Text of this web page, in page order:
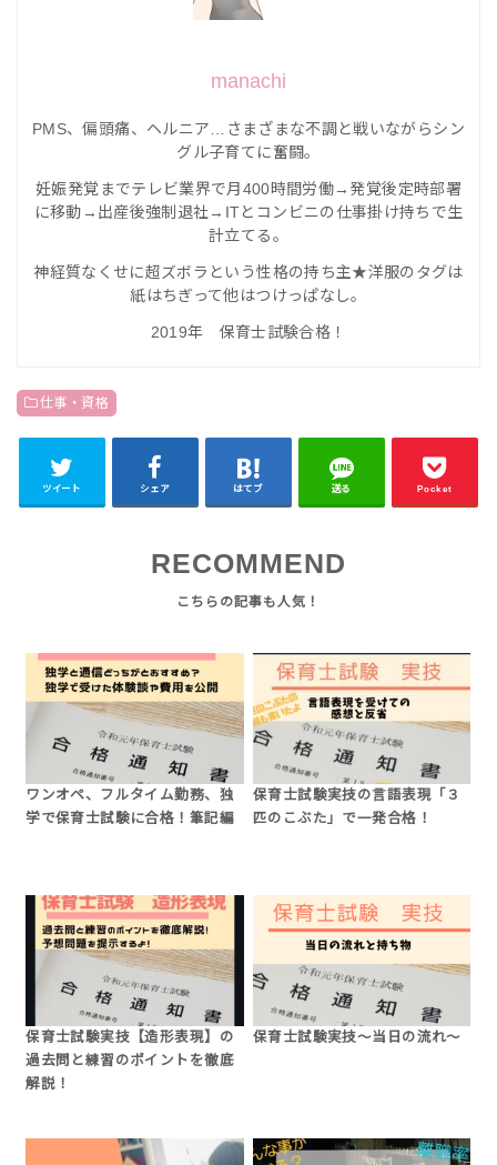
manachi
PMS、偏頭痛、ヘルニア…さまざまな不調と戦いながらシン
グル子育てに奮闘。
妊娠発覚までテレビ業界で月400時間労働→発覚後定時部署
に移動→出産後強制退社→ITとコンビニの仕事掛け持ちで生
計立てる。
神経質なくせに超ズボラという性格の持ち主★洋服のタグは
紙はちぎって他はつけっぱなし。
2019年 保育士試験合格！
仕事・資格
ツイート シェア はてブ 送る Pocket
RECOMMEND
ワンオペ、フルタイム勤務、独
学で保育士試験に合格！筆記編
保育士試験実技の言語表現「３
匹のこぶた」で一発合格！
保育士試験実技【造形表現】の
過去問と練習のポイントを徹底
解説！
保育士試験実技～当日の流れ～